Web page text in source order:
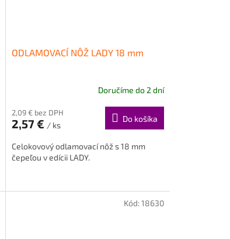
ODLAMOVACÍ NÔŽ LADY 18 mm
Doručíme do 2 dní
2,09 € bez DPH
2,57 € / ks
Do košíka
Celokovový odlamovací nôž s 18 mm
čepeľou v edícii LADY.
Kód:18630